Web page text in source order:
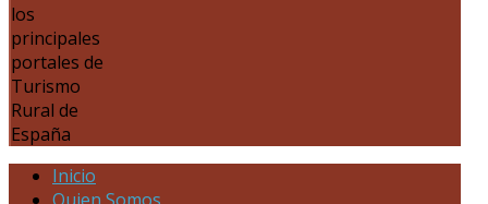
los
principales
portales de
Turismo
Rural de
España
Inicio
Quien Somos